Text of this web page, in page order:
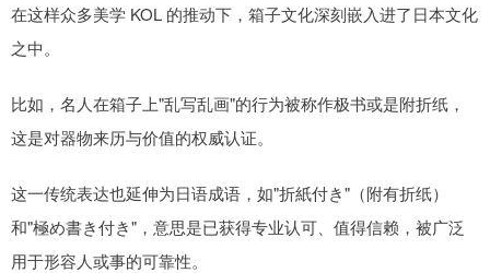
在这样众多美学 KOL 的推动下，箱子文化深刻嵌入进了日本文化
之中。
比如，名人在箱子上"乱写乱画"的行为被称作极书或是附折纸，
这是对器物来历与价值的权威认证。
这一传统表达也延伸为日语成语，如"折紙付き"（附有折纸）
和"極め書き付き"，意思是已获得专业认可、值得信赖，被广泛
用于形容人或事的可靠性。